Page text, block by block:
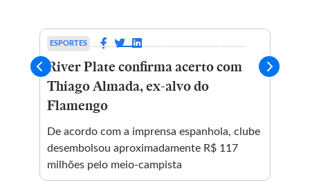
ESPORTES
River Plate confirma acerto com
Thiago Almada, ex-alvo do
Flamengo
De acordo com a imprensa espanhola, clube
desembolsou aproximadamente R$ 117
milhões pelo meio-campista